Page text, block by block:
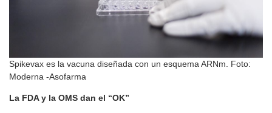
Spikevax es la vacuna diseñada con un esquema ARNm. Foto:
Moderna -Asofarma
La FDA y la OMS dan el “OK”